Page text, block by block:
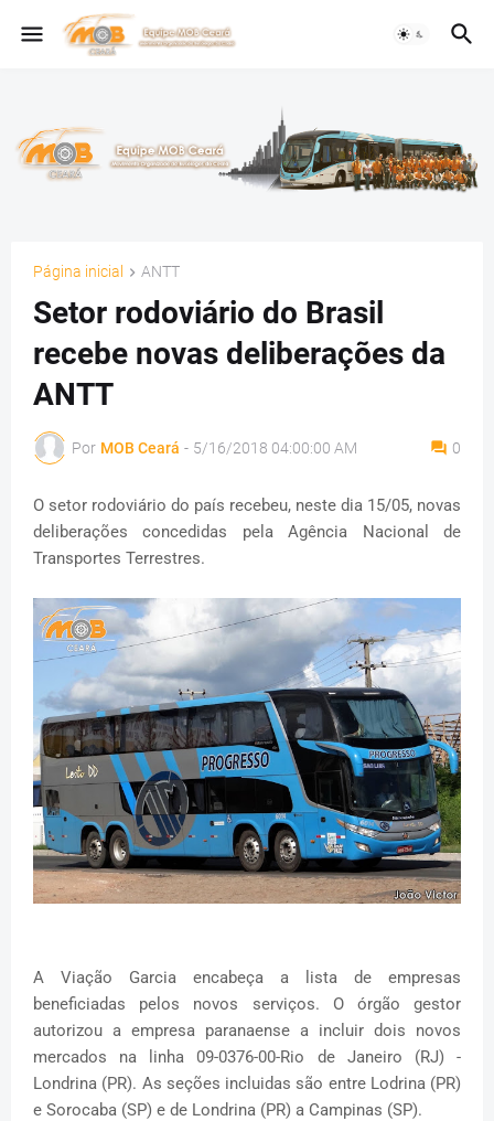
Página inicial ANTT
Setor rodoviário do Brasil
recebe novas deliberações da
ANTT
Por MOB Ceará - 5/16/2018 04:00:00 AM 0
O setor rodoviário do país recebeu, neste dia 15/05, novas
deliberações concedidas pela Agência Nacional de
Transportes Terrestres.
A Viação Garcia encabeça a lista de empresas
beneficiadas pelos novos serviços. O órgão gestor
autorizou a empresa paranaense a incluir dois novos
mercados na linha 09-0376-00-Rio de Janeiro (RJ) -
Londrina (PR). As seções incluidas são entre Lodrina (PR)
e Sorocaba (SP) e de Londrina (PR) a Campinas (SP).